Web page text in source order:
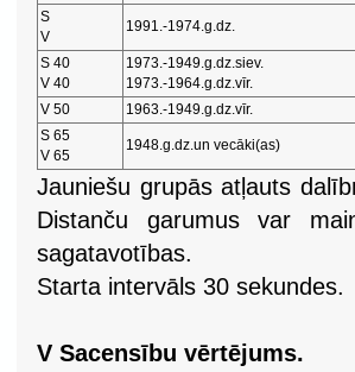
S
V
1991.-1974.g.dz.
S 40
V 40
1973.-1949.g.dz.siev.
1973.-1964.g.dz.vīr.
V 50 1963.-1949.g.dz.vīr.
S 65
V 65
1948.g.dz.un vecāki(as)
Jauniešu grupās atļauts
Distanču garumus var
sagatavotības.
Starta intervāls 30 sekundes.
V Sacensību vērtējums.